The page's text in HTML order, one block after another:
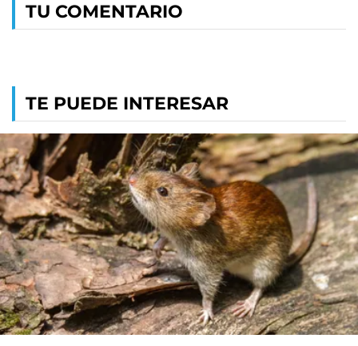
TU COMENTARIO
TE PUEDE INTERESAR